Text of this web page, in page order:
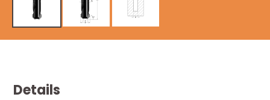
Details